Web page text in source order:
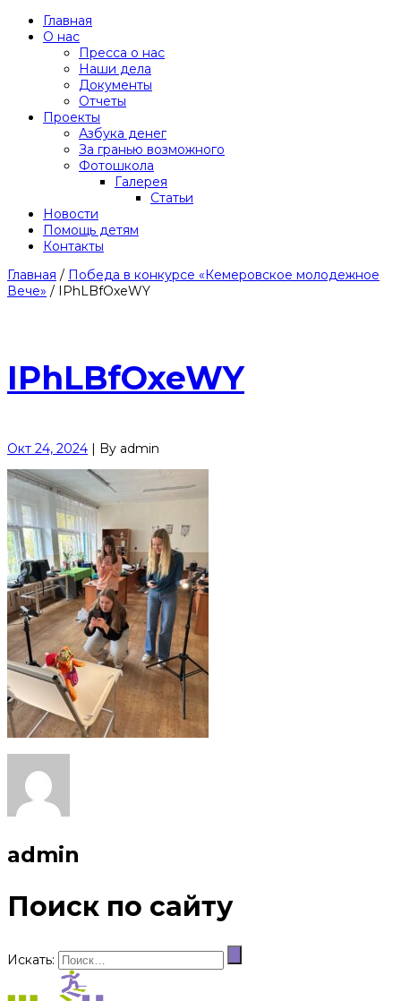
Главная
О нас
Пресса о нас
Наши дела
Документы
Отчеты
Проекты
Азбука денег
За гранью возможного
Фотошкола
Галерея
Статьи
Новости
Помощь детям
Контакты
Главная / Победа в конкурсе «Кемеровское молодежное
Вече» / IPhLBfOxeWY
IPhLBfOxeWY
Окт 24, 2024 | By admin
admin
Поиск по сайту
Искать: